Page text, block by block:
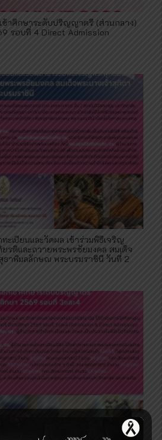
ข้าศึกษาระดับปริญญาตรี (ส่วนกลาง)
รอบที่ 4 Direct Admission
ะเบียนและวัดผล เข้าร่วมพิธีเจริญ
ยรติและถวายพระพรชัยมงคล สมเด็จ
ธาพิมลลักษณ พระบรมราชินี วันที่ 2